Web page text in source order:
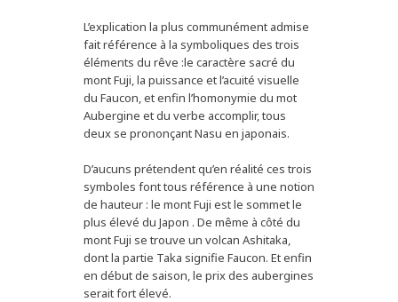
L’explication la plus communément admise
fait référence à la symboliques des trois
éléments du rêve :le caractère sacré du
mont Fuji, la puissance et l’acuité visuelle
du Faucon, et enfin l’homonymie du mot
Aubergine et du verbe accomplir, tous
deux se prononçant Nasu en japonais.
D’aucuns prétendent qu’en réalité ces trois
symboles font tous référence à une notion
de hauteur : le mont Fuji est le sommet le
plus élevé du Japon . De même à côté du
mont Fuji se trouve un volcan Ashitaka,
dont la partie Taka signifie Faucon. Et enfin
en début de saison, le prix des aubergines
serait fort élevé.